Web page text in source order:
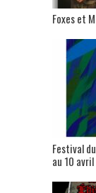
Foxes et
Festival
au 10 avril